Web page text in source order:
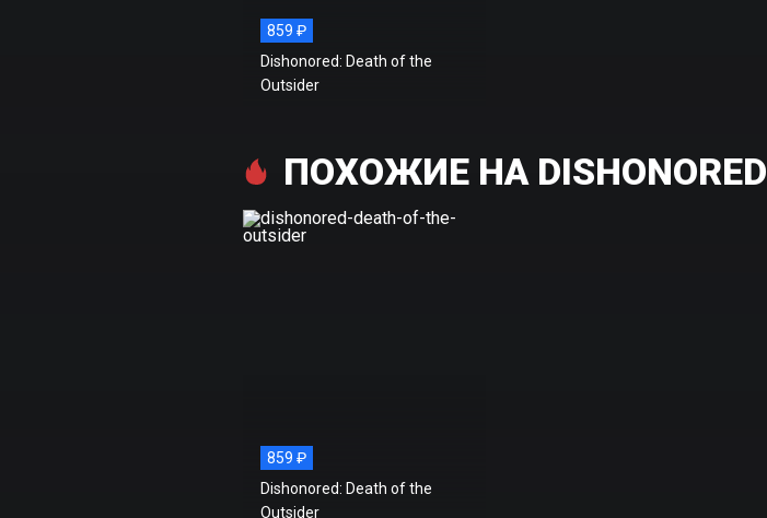
859 ₽
Dishonored: Death of the
Outsider
ПОХОЖИЕ НА
859 ₽
Dishonored: Death of the
Outsider